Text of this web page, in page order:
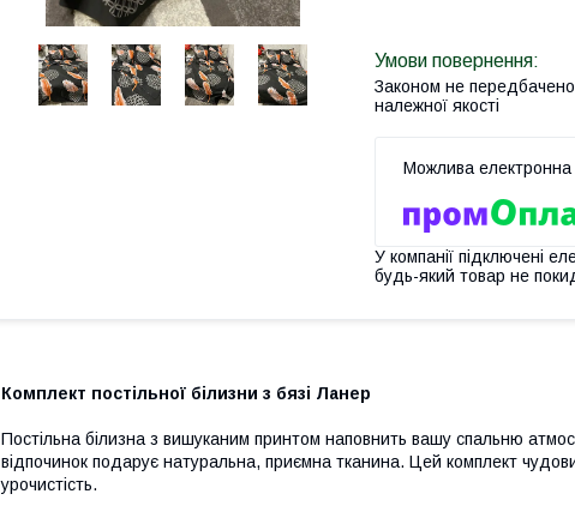
Законом не
належної якості
У компанії підключені
будь-який товар не
Комплект постільної білизни з бязі Ланер
Постільна білизна з вишуканим принтом наповнить вашу спальню
відпочинок подарує натуральна, приємна тканина. Цей комплект
урочистість.